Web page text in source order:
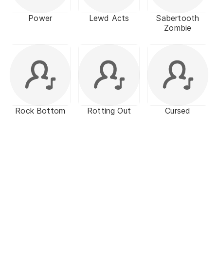
Power Lewd Acts
Sabertooth
Zombie
Rock Bottom Rotting Out Cursed